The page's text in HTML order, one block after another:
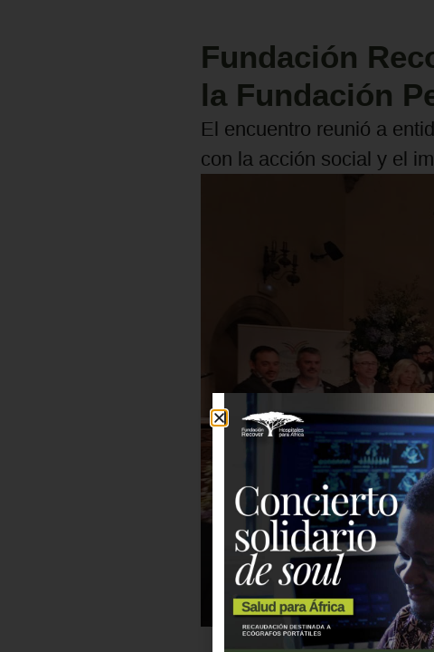
Fundación
la Fundación
El encuentro reunió a
con la acción social y el